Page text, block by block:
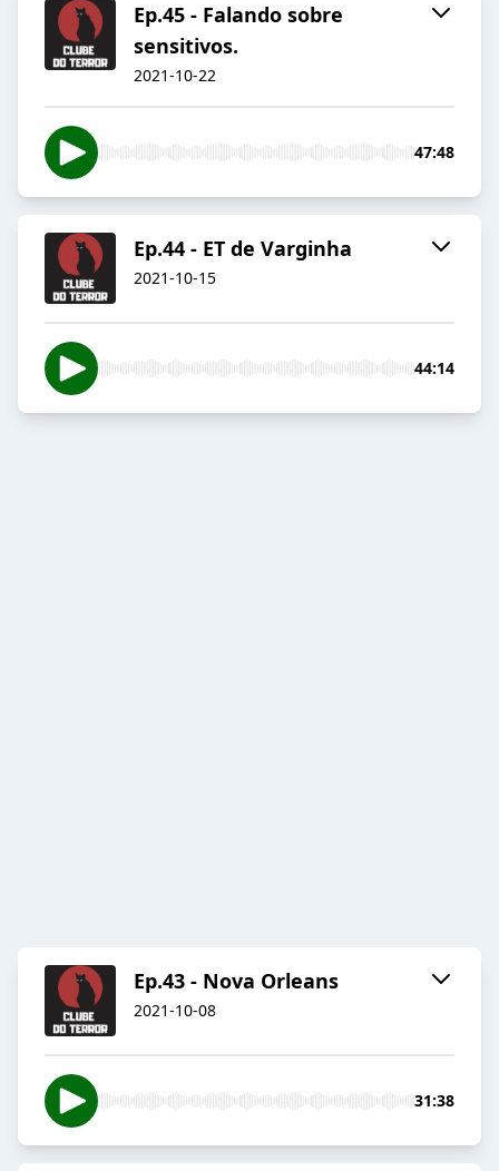
Ep.45 - Falando sobre
sensitivos.
2021-10-22
47:48
Ep.44 - ET de Varginha
2021-10-15
44:14
Ep.43 - Nova Orleans
2021-10-08
31:38